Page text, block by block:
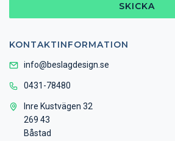
SKICKA
KONTAKTINFORMATION
info@beslagdesign.se
0431-78480
Inre Kustvägen 32
269 43
Båstad